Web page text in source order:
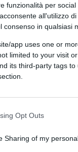
funzionalità per
all'utilizzo
consenso in qualsiasi
app uses one or
limited to your visit
its third-party tags
Opt Outs
Sharing of my